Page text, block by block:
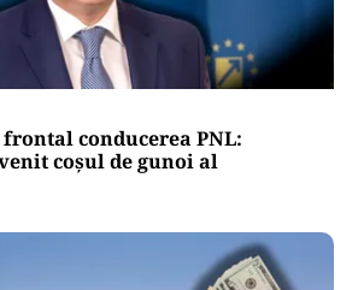
conducerea PNL:
coșul de gunoi al